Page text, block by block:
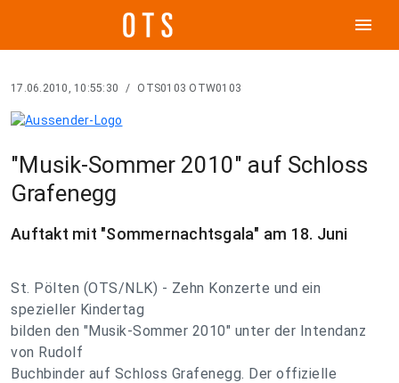
menu
17.06.2010, 10:55:30 / OTS0103 OTW0103
"Musik-Sommer 2010" auf Schloss
Grafenegg
Auftakt mit "Sommernachtsgala" am 18. Juni
St. Pölten (OTS/NLK) - Zehn Konzerte und ein
spezieller Kindertag
bilden den "Musik-Sommer 2010" unter der Intendanz
von Rudolf
Buchbinder auf Schloss Grafenegg. Der offizielle